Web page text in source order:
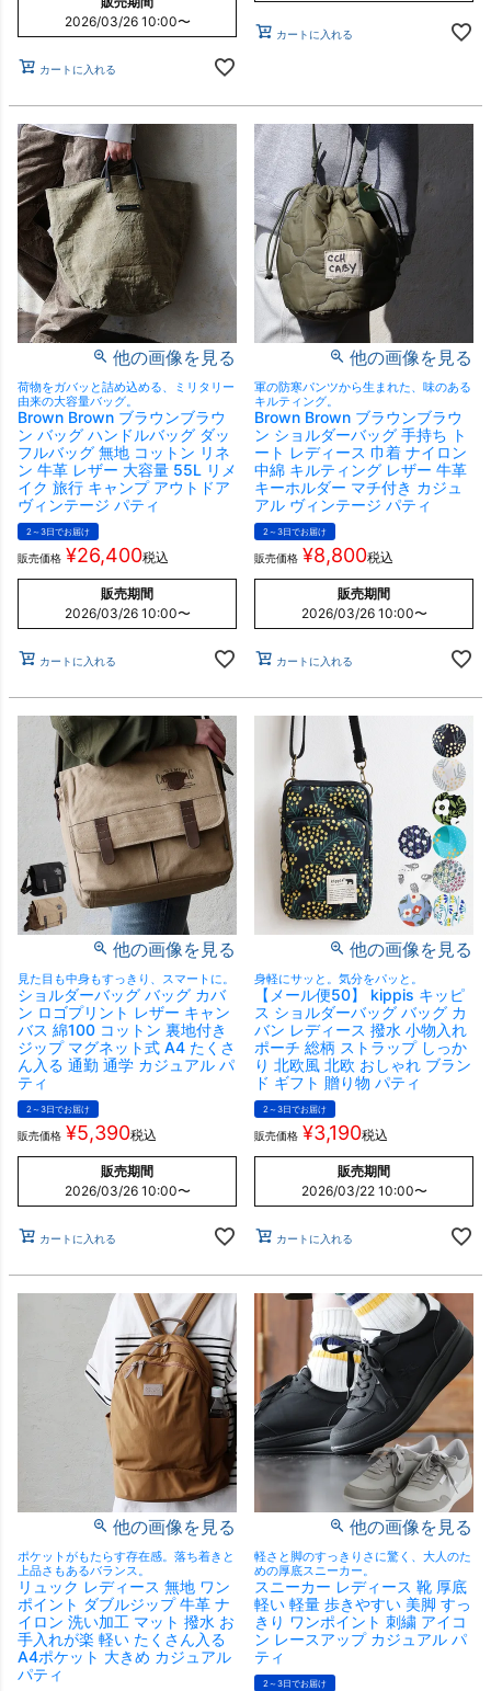
2026/03/26 10:00〜
カートに入れる
カートに入れる
他の画像を見る
荷物をガバッと詰め込める、ミリタリー
由来の大容量バッグ。
Brown Brown ブラウンブラウ
ン バッグ ハンドルバッグ ダッ
フルバッグ 無地 コットン リネ
ン 牛革 レザー 大容量 55L リメ
イク 旅行 キャンプ アウトドア
ヴィンテージ パティ
2～3日でお届け
販売価格 ¥26,400税込
販売期間
2026/03/26 10:00〜
カートに入れる
他の画像を見る
軍の防寒パンツから生まれた、味のある
キルティング。
Brown Brown ブラウンブラウ
ン ショルダーバッグ 手持ち ト
ート レディース 巾着 ナイロン
中綿 キルティング レザー 牛革
キーホルダー マチ付き カジュ
アル ヴィンテージ パティ
2～3日でお届け
販売価格 ¥8,800税込
販売期間
2026/03/26 10:00〜
カートに入れる
他の画像を見る
見た目も中身もすっきり、スマートに。
ショルダーバッグ バッグ カバ
ン ロゴプリント レザー キャン
バス 綿100 コットン 裏地付き
ジップ マグネット式 A4 たくさ
ん入る 通勤 通学 カジュアル パ
ティ
2～3日でお届け
販売価格 ¥5,390税込
販売期間
2026/03/26 10:00〜
カートに入れる
他の画像を見る
身軽にサッと。気分をパッと。
【メール便50】 kippis キッピ
ス ショルダーバッグ バッグ カ
バン レディース 撥水 小物入れ
ポーチ 総柄 ストラップ しっか
り 北欧風 北欧 おしゃれ ブラン
ド ギフト 贈り物 パティ
2～3日でお届け
販売価格 ¥3,190税込
販売期間
2026/03/22 10:00〜
カートに入れる
他の画像を見る
ポケットがもたらす存在感。落ち着きと
上品さもあるバランス。
リュック レディース 無地 ワン
ポイント ダブルジップ 牛革 ナ
イロン 洗い加工 マット 撥水 お
手入れが楽 軽い たくさん入る
A4ポケット 大きめ カジュアル
パティ
他の画像を見る
軽さと脚のすっきりさに驚く、大人のた
めの厚底スニーカー。
スニーカー レディース 靴 厚底
軽い 軽量 歩きやすい 美脚 すっ
きり ワンポイント 刺繍 アイコ
ン レースアップ カジュアル パ
ティ
2～3日でお届け